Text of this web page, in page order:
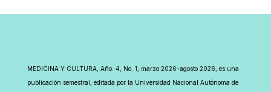
MEDICINA Y CULTURA, Año: 4, No. 1, marzo 2026-agosto 2026, es una
publicación semestral, editada por la Universidad Nacional Autónoma de